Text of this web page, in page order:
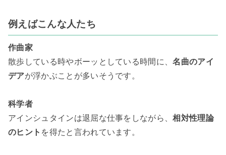
例えばこんな人たち
作曲家
散歩している時やボーッとしている時間に、名曲のアイ
デアが浮かぶことが多いそうです。
科学者
アインシュタインは退屈な仕事をしながら、相対性理論
のヒント を得たと言われています。